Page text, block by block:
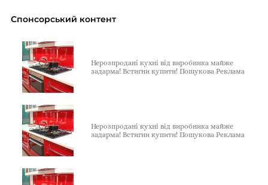
Спонсорський контент
Нерозпродані кухні від виробника майже
задарма! Встигни купити! Пошукова Реклама
Нерозпродані кухні від виробника майже
задарма! Встигни купити! Пошукова Реклама